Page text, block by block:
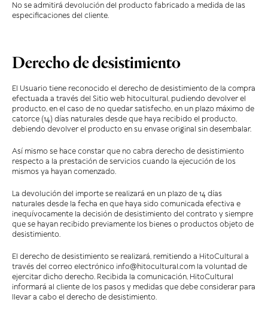
No se admitirá devolución del producto fabricado a medida de las
especificaciones del cliente.
Derecho de desistimiento
El Usuario tiene reconocido el derecho de desistimiento de la compra
efectuada a través del Sitio web hitocultural, pudiendo devolver el
producto, en el caso de no quedar satisfecho, en un plazo máximo de
catorce (14) días naturales desde que haya recibido el producto,
debiendo devolver el producto en su envase original sin desembalar.
Así mismo se hace constar que no cabra derecho de desistimiento
respecto a la prestación de servicios cuando la ejecución de los
mismos ya hayan comenzado.
La devolución del importe se realizará en un plazo de 14 días
naturales desde la fecha en que haya sido comunicada efectiva e
inequívocamente la decisión de desistimiento del contrato y siempre
que se hayan recibido previamente los bienes o productos objeto de
desistimiento.
El derecho de desistimiento se realizará, remitiendo a HitoCultural a
través del correo electrónico info@hitocultural.com la voluntad de
ejercitar dicho derecho. Recibida la comunicación, HitoCultural
informará al cliente de los pasos y medidas que debe considerar para
llevar a cabo el derecho de desistimiento.